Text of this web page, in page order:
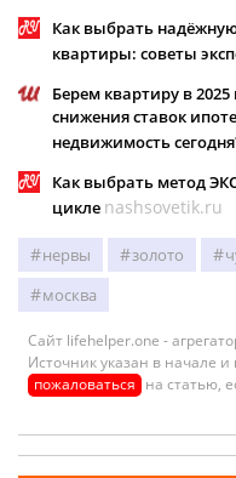
Как выбрать
квартиры: советы
Берем квартиру в
снижения ставок
недвижимость
Как выбрать метод
цикле nashsovetik.ru
нервы золото
москва
Сайт lifehelper.one -
Источник указан в начале
пожаловаться на статью,